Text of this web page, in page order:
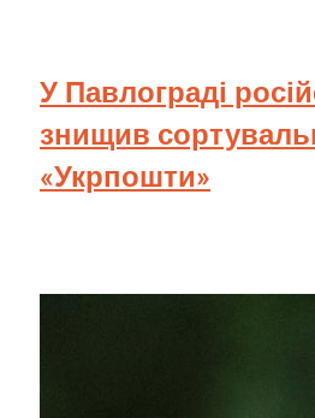
У Павлограді
знищив
«Укрпошти»